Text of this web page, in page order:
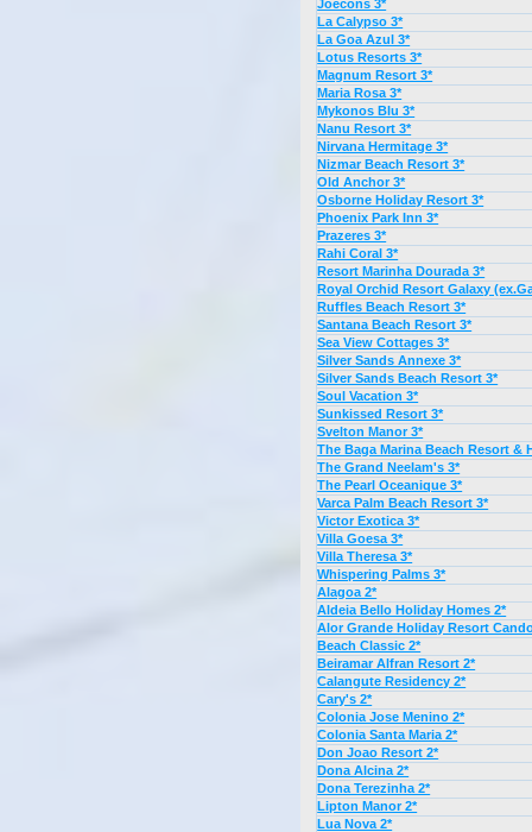
Joecons 3*
La Calypso 3*
La Goa Azul 3*
Lotus Resorts 3*
Magnum Resort 3*
Maria Rosa 3*
Mykonos Blu 3*
Nanu Resort 3*
Nirvana Hermitage 3*
Nizmar Beach Resort 3*
Old Anchor 3*
Osborne Holiday Resort 3*
Phoenix Park Inn 3*
Prazeres 3*
Rahi Coral 3*
Resort Marinha Dourada 3*
Royal Orchid Resort Galaxy
Ruffles Beach Resort 3*
Santana Beach Resort 3*
Sea View Cottages 3*
Silver Sands Annexe 3*
Silver Sands Beach Resort 3*
Soul Vacation 3*
Sunkissed Resort 3*
Svelton Manor 3*
The Baga Marina Beach Resort &
The Grand Neelam's 3*
The Pearl Oceanique 3*
Varca Palm Beach Resort 3*
Victor Exotica 3*
Villa Goesa 3*
Villa Theresa 3*
Whispering Palms 3*
Alagoa 2*
Aldeia Bello Holiday Homes 2*
Alor Grande Holiday Resort
Beach Classic 2*
Beiramar Alfran Resort 2*
Calangute Residency 2*
Cary's 2*
Colonia Jose Menino 2*
Colonia Santa Maria 2*
Don Joao Resort 2*
Dona Alcina 2*
Dona Terezinha 2*
Lipton Manor 2*
Lua Nova 2*